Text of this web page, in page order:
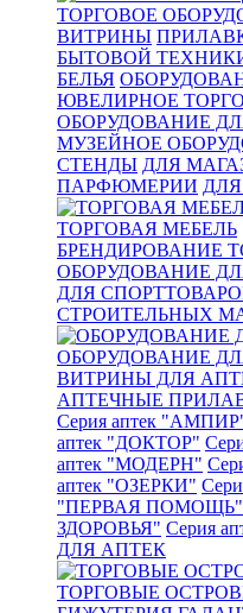
ТОРГОВОЕ
ВИТРИНЫ
БЫТОВОЙ
БЕЛЬЯ
ЮВЕЛИРНОЕ
ОБОРУДОВАНИЕ
МУЗЕЙНОЕ
СТЕНДЫ ДЛЯ
ПАРФЮМЕРИИ
ТОРГОВАЯ МЕБЕЛЬ
БРЕНДИРОВАНИЕ
ОБОРУДОВАНИЕ
ДЛЯ
СТРОИТЕЛЬНЫХ
ОБОРУДОВАНИЕ
ВИТРИНЫ ДЛЯ
АПТЕЧНЫЕ
Серия аптек
аптек "ДОКТОР"
аптек "МОДЕРН"
аптек "ОЗЕРКИ"
"ПЕРВАЯ ПОМОЩЬ"
ЗДОРОВЬЯ" Серия
ДЛЯ АПТЕК
ТОРГОВЫЕ